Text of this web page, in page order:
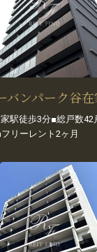
バンパーク谷
駅徒歩3分■総戸数
リーレント2ヶ月